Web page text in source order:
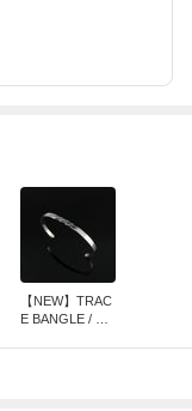
【NEW】TRAC
E BANGLE / RI